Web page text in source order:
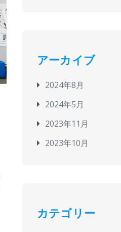
アーカイブ
2024年8月
2024年5月
2023年11月
2023年10月
カテゴリー